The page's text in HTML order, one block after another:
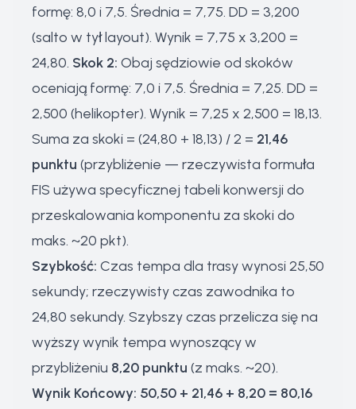
formę: 8,0 i 7,5. Średnia = 7,75. DD = 3,200
(salto w tył layout). Wynik = 7,75 x 3,200 =
24,80. Skok 2: Obaj sędziowie od skoków
oceniają formę: 7,0 i 7,5. Średnia = 7,25. DD =
2,500 (helikopter). Wynik = 7,25 x 2,500 = 18,13.
Suma za skoki = (24,80 + 18,13) / 2 = 21,46
punktu (przybliżenie — rzeczywista formuła
FIS używa specyficznej tabeli konwersji do
przeskalowania komponentu za skoki do
maks. ~20 pkt).
Szybkość: Czas tempa dla trasy wynosi 25,50
sekundy; rzeczywisty czas zawodnika to
24,80 sekundy. Szybszy czas przelicza się na
wyższy wynik tempa wynoszący w
przybliżeniu 8,20 punktu (z maks. ~20).
Wynik Końcowy: 50,50 + 21,46 + 8,20 = 80,16